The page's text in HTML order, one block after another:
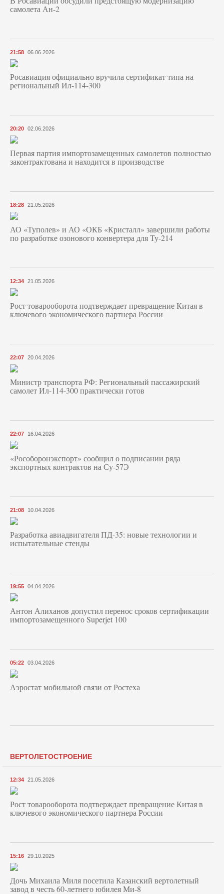
самолета Ан-2
21:58 06.06.2026
Росавиация официально вручила сертификат типа на
региональный Ил-114-300
20:20 02.06.2026
Первая партия импортозамещенных самолетов полностью
законтрактована и находится в производстве
18:28 21.05.2026
АО «Туполев» и АО «ОКБ «Кристалл» завершили работы
по разработке озонового конвертера для Ту-214
12:34 21.05.2026
Рост товарооборота подтверждает превращение Китая в
ключевого экономического партнера России
22:07 20.04.2026
Министр транспорта РФ: Региональный пассажирский
самолет Ил-114-300 практически готов
22:07 16.04.2026
«Рособоронэкспорт» сообщил о подписании ряда
экспортных контрактов на Су-57Э
21:08 10.04.2026
Разработка авиадвигателя ПД-35: новые технологии и
испытательные стенды
19:55 04.04.2026
Антон Алиханов допустил перенос сроков сертификации
импортозамещенного Superjet 100
05:22 03.04.2026
Аэростат мобильной связи от Ростеха
ВЕРТОЛЕТОСТРОЕНИЕ
12:34 21.05.2026
Рост товарооборота подтверждает превращение Китая в
ключевого экономического партнера России
15:16 29.10.2025
Дочь Михаила Миля посетила Казанский вертолетный
завод в честь 60-летнего юбилея Ми-8